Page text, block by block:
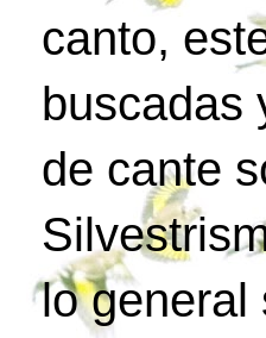
canto,
buscadas
de cante
lo general